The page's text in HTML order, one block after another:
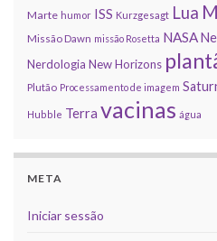
Marte humor ISS Kurzgesagt Lua
Missão Dawn missão Rosetta NASA
Nerdologia New Horizons
Plutão Processamento de imagem
Hubble Terra vacinas água
META
Iniciar sessão